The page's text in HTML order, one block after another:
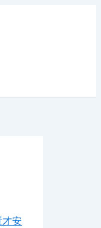
才安